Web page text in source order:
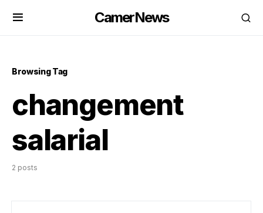
CamerNews
Browsing Tag
changement
salarial
2 posts